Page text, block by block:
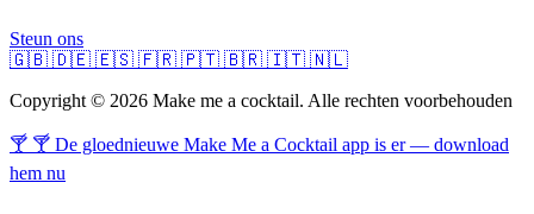
Steun ons
🇬🇧 🇩🇪 🇪🇸 🇫🇷 🇵🇹 🇧🇷 🇮🇹 🇳🇱
Copyright © 2026 Make me a cocktail. Alle rechten voorbehouden
🍸 🍸 De gloednieuwe Make Me a Cocktail app is er — download
hem nu